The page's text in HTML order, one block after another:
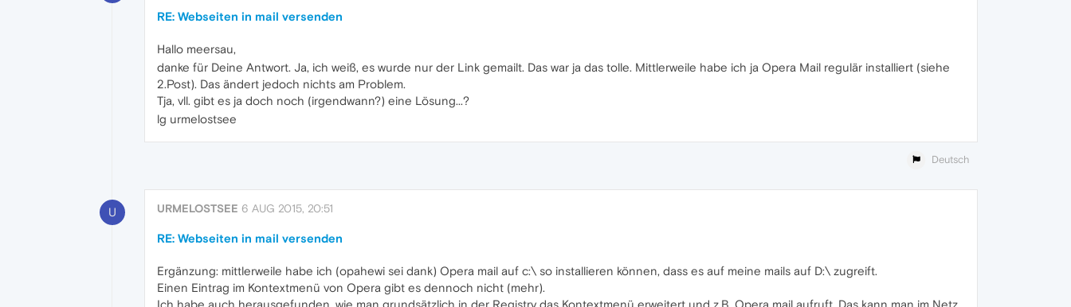
RE: Webseiten in mail versenden
Hallo meersau,
danke für Deine Antwort. Ja, ich weiß, es wurde nur der Link gemailt. Das war ja das tolle. Mittlerweile habe ich ja Opera Mail regulär installiert (siehe
2.Post). Das ändert jedoch nichts am Problem.
Tja, vll. gibt es ja doch noch (irgendwann?) eine Lösung...?
lg urmelostsee
Deutsch
U URMELOSTSEE 6 AUG 2015, 20:51
RE: Webseiten in mail versenden
Ergänzung: mittlerweile habe ich (opahewi sei dank) Opera mail auf c:\ so installieren können, dass es auf meine mails auf D:\ zugreift.
Einen Eintrag im Kontextmenü von Opera gibt es dennoch nicht (mehr).